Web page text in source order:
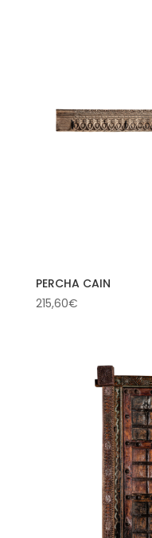
PERCHA CAIN
215,60€